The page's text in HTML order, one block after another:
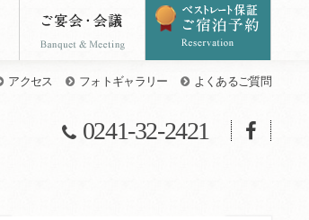
アクセス フォトギャラリー よくあるご質問
0241-32-2421